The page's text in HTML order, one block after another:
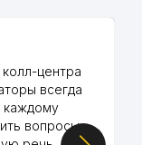
767 м
769 м
центра
всегда
каждому
вопросы.